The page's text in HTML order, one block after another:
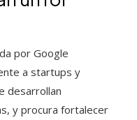
por Google
a startups y
desarrollan
y procura fortalecer